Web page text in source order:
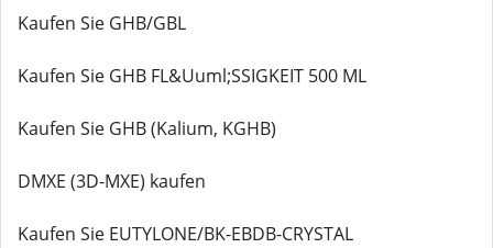
Kaufen Sie GHB/GBL
Kaufen Sie GHB FL&Uuml;SSIGKEIT 500 ML
Kaufen Sie GHB (Kalium, KGHB)
DMXE (3D-MXE) kaufen
Kaufen Sie EUTYLONE/BK-EBDB-CRYSTAL